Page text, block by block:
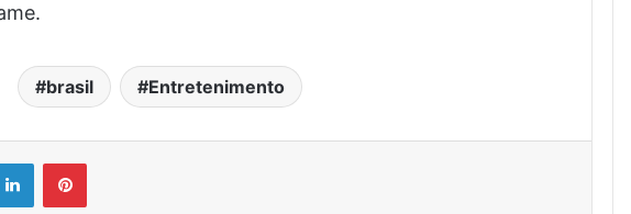
brasil Entretenimento
LinkedinPinterest